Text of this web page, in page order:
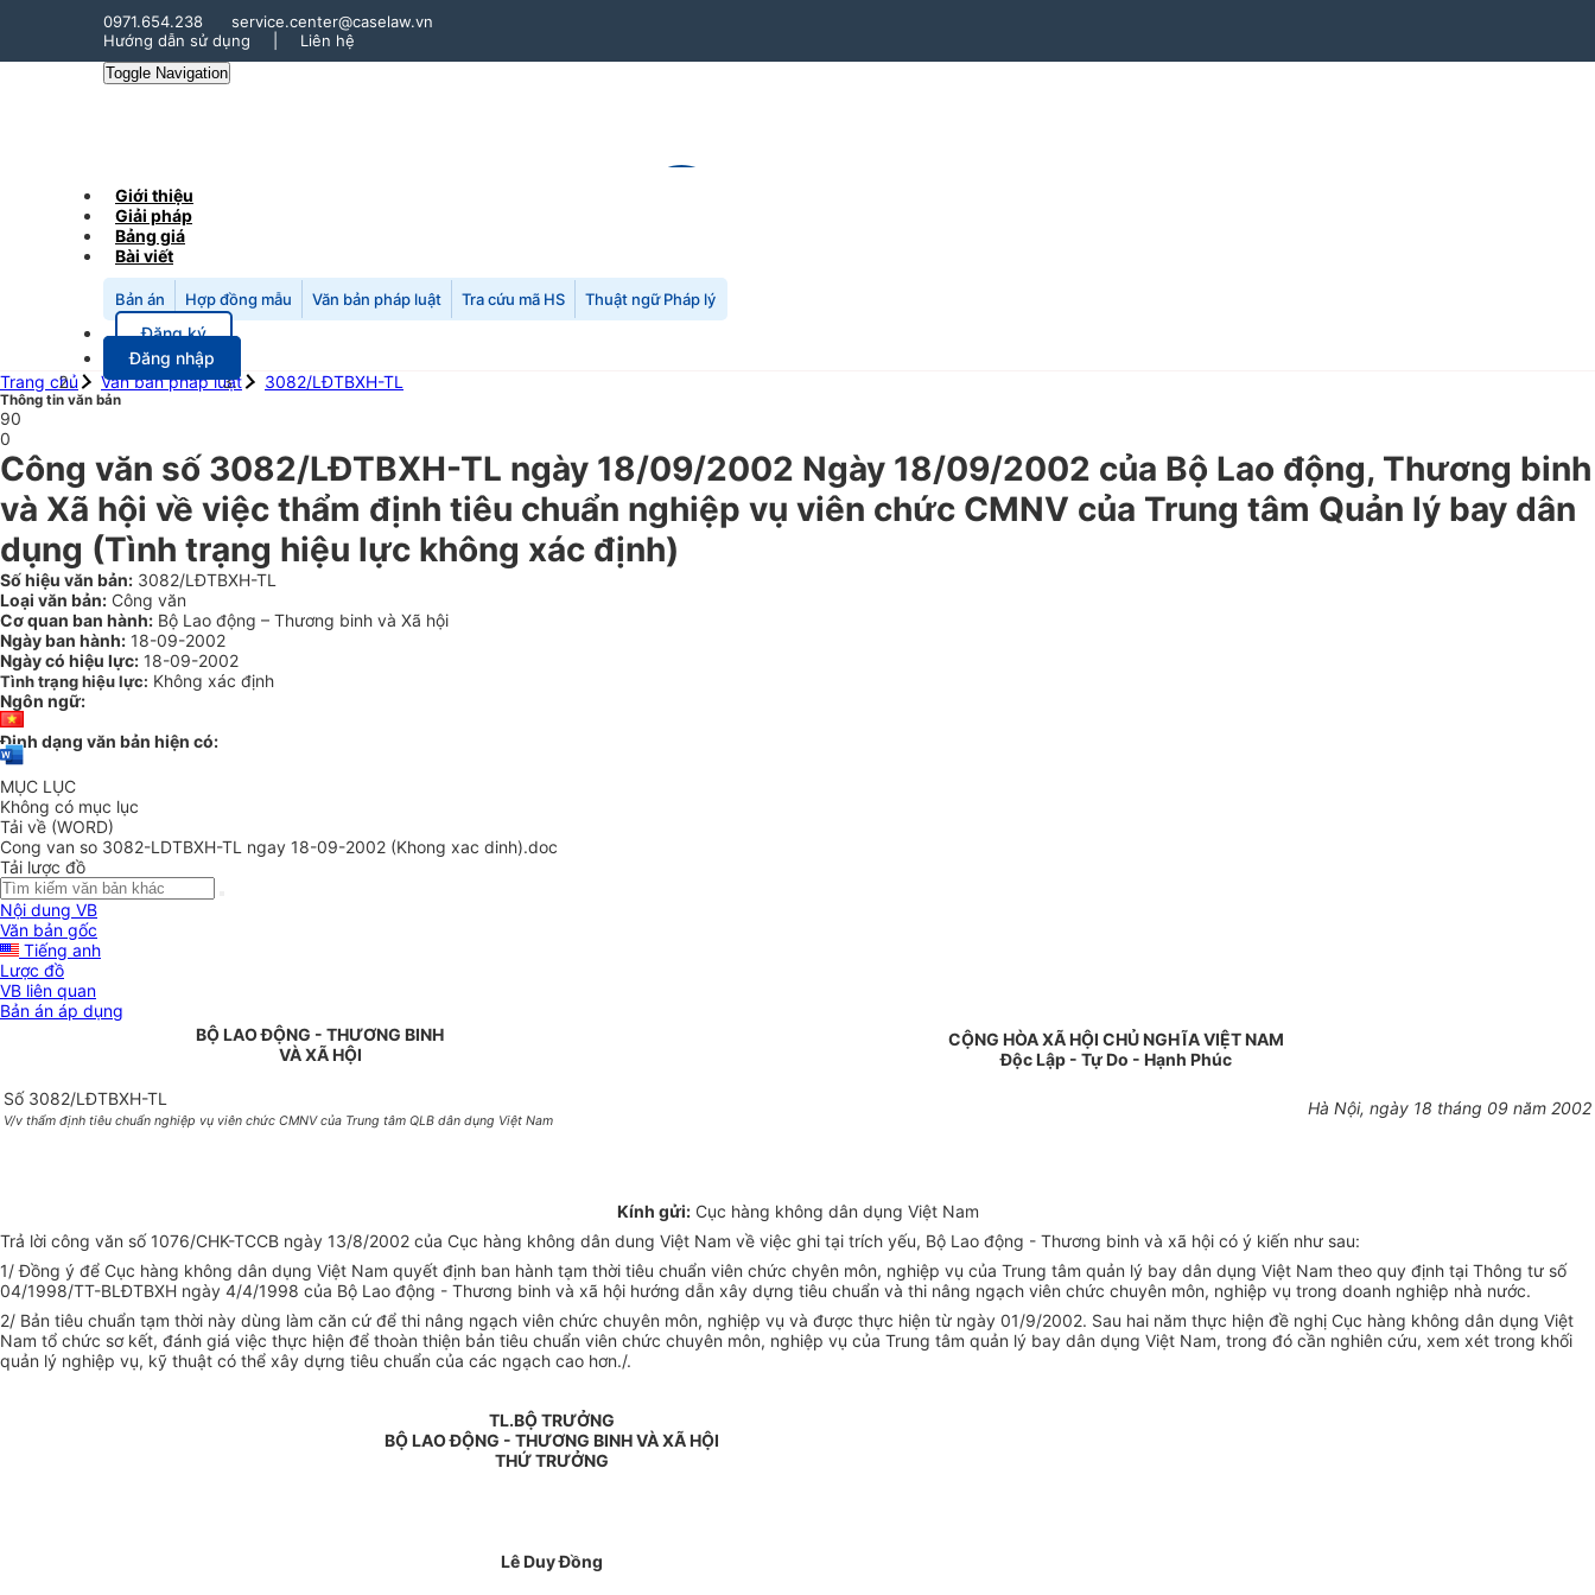
0971.654.238
service.center@caselaw.vn
Hướng dẫn sử dụng
Liên hệ
Toggle Navigation
Giới thiệu
Giải pháp
Bảng giá
Bài viết
Bản án Hợp đồng mẫu Văn bản pháp luật Tra cứu mã HS Thuật ngữ Pháp lý
Đăng ký
Đăng nhập
Trang chủ
Văn bản pháp luật 3082/LĐTBXH-TL
Thông tin văn bản
90
0
Công văn số 3082/LĐTBXH-TL ngày 18/09/2002 Ngày 18/09/2002 của Bộ Lao động, Thương binh
và Xã hội về việc thẩm định tiêu chuẩn nghiệp vụ viên chức CMNV của Trung tâm Quản lý bay dân
dụng (Tình trạng hiệu lực không xác định)
Số hiệu văn bản: 3082/LĐTBXH-TL
Loại văn bản: Công văn
Cơ quan ban hành: Bộ Lao động – Thương binh và Xã hội
Ngày ban hành: 18-09-2002
Ngày có hiệu lực: 18-09-2002
Tình trạng hiệu lực: Không xác định
Ngôn ngữ:
Định dạng văn bản hiện có:
MỤC LỤC
Không có mục lục
Tải về (WORD)
Cong van so 3082-LDTBXH-TL ngay 18-09-2002 (Khong xac dinh).doc
Tải lược đồ
Nội dung VB
Văn bản gốc
Tiếng anh
Lược đồ
VB liên quan
Bản án áp dụng
BỘ LAO ĐỘNG - THƯƠNG BINH
VÀ XÃ HỘI
CỘNG HÒA XÃ HỘI CHỦ NGHĨA VIỆT NAM
Độc Lập - Tự Do - Hạnh Phúc
Số 3082/LĐTBXH-TL
V/v thẩm định tiêu chuẩn nghiệp vụ viên chức CMNV của Trung tâm QLB dân dụng Việt Nam
Hà Nội, ngày 18 tháng 09 năm 2002
Kính gửi:Cục hàng không dân dụng Việt Nam
Trả lời công văn số 1076/CHK-TCCB ngày 13/8/2002 của Cục hàng không dân dung Việt Nam về việc ghi tại trích yếu, Bộ Lao động - Thương binh và xã hội có ý kiến như sau:
1/ Đồng ý để Cục hàng không dân dụng Việt Nam quyết định ban hành tạm thời tiêu chuẩn viên chức chyên môn, nghiệp vụ của Trung tâm quản lý bay dân dụng Việt Nam theo quy định tại Thông tư số
04/1998/TT-BLĐTBXH ngày 4/4/1998 của Bộ Lao động - Thương binh và xã hội hướng dẫn xây dựng tiêu chuẩn và thi nâng ngạch viên chức chuyên môn, nghiệp vụ trong doanh nghiệp nhà nước.
2/ Bản tiêu chuẩn tạm thời này dùng làm căn cứ để thi nâng ngạch viên chức chuyên môn, nghiệp vụ và được thực hiện từ ngày 01/9/2002. Sau hai năm thực hiện đề nghị Cục hàng không dân dụng Việt
Nam tổ chức sơ kết, đánh giá việc thực hiện để thoàn thiện bản tiêu chuẩn viên chức chuyên môn, nghiệp vụ của Trung tâm quản lý bay dân dụng Việt Nam, trong đó cần nghiên cứu, xem xét trong khối
quản lý nghiệp vụ, kỹ thuật có thể xây dựng tiêu chuẩn của các ngạch cao hơn./.
TL.BỘ TRƯỞNG
BỘ LAO ĐỘNG - THƯƠNG BINH VÀ XÃ HỘI
THỨ TRƯỞNG
Lê Duy Đồng